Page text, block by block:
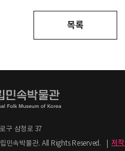
목록
구 삼청로 37
민속박물관. All Rights Reserved.
저